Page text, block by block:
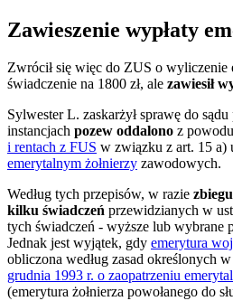
Zawieszenie wypłaty
Zwrócił się więc do ZUS o wyliczenie
świadczenie na 1800 zł, ale zawiesił
Sylwester L. zaskarżył sprawę do
instancjach pozew oddalono z powodu
i rentach z FUS w związku z art. 15 a)
emerytalnym żołnierzy zawodowych.
Według tych przepisów, w razie
kilku świadczeń przewidzianych w
tych świadczeń - wyższe lub wybrane
Jednak jest wyjątek, gdy emerytura
obliczona według zasad określonych w
grudnia 1993 r. o zaopatrzeniu
(emerytura żołnierza powołanego do